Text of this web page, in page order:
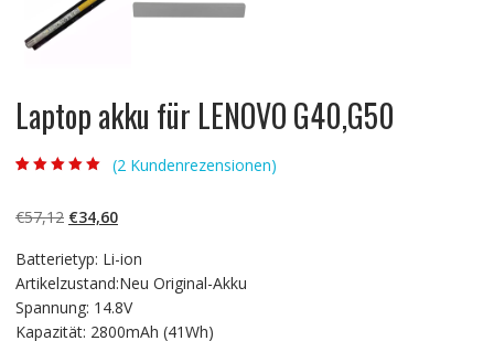
Laptop akku für LENOVO G40,G50
basierend auf
Kundenbewertun
(2 Kundenrezensionen)
€57,12 Ursprünglicher
war:
€57,12
€34,60Aktueller
ist:
€34,60.
Batterietyp: Li-ion
Artikelzustand:Neu Original-Akku
Spannung: 14.8V
Kapazität: 2800mAh (41Wh)